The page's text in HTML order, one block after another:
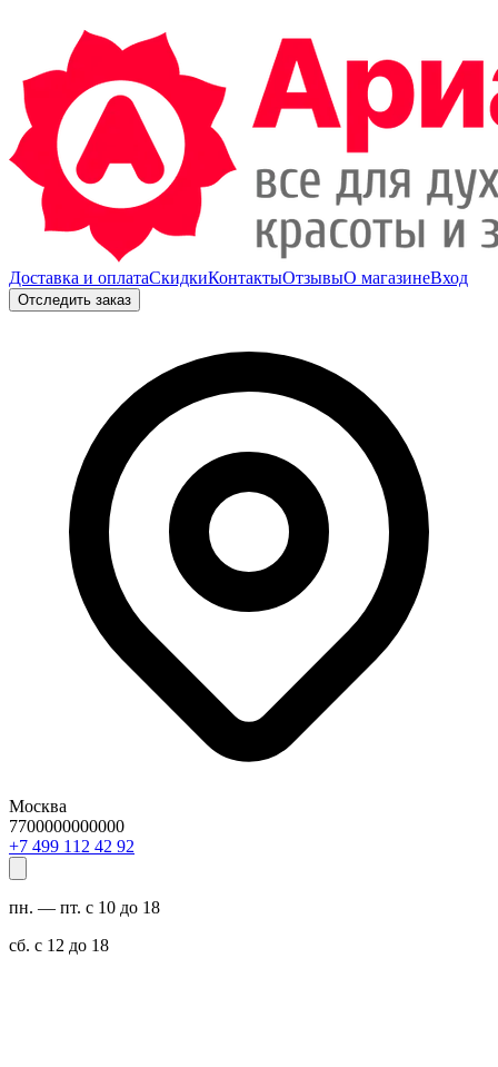
Доставка и оплатаСкидкиКонтактыОтзывыО магазинеВход
Отследить заказ
Москва
7700000000000
29 24 211 994 7+
пн. — пт. с 10 до 18
сб. с 12 до 18